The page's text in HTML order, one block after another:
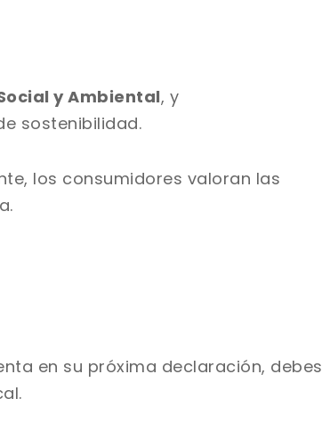
y Ambiental, y
sostenibilidad.
los consumidores valoran las
en su próxima declaración, debes